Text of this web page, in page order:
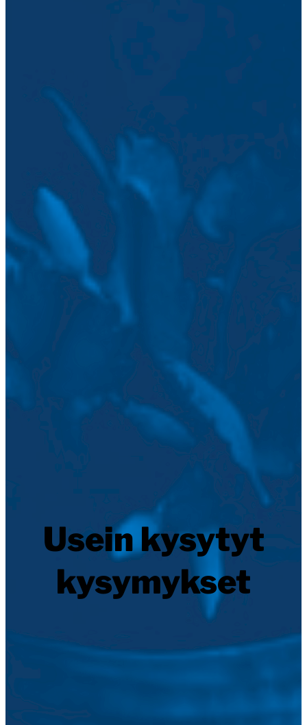
Usein kysytyt
kysymykset